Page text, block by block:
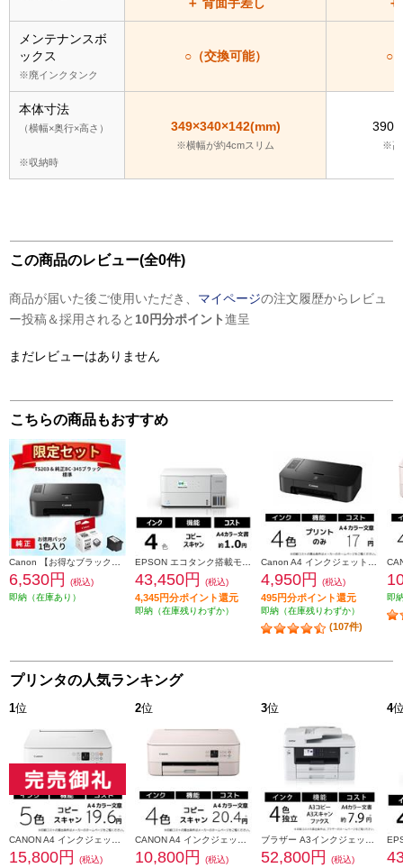
メンテナンスボ
ックス
※廃インクタンク
○（交換可能） ○
本体寸法
（横幅×奥行×高さ）
※収納時
349×340×142(mm)
※横幅が約4cmスリム ※高
この商品のレビュー(全0件)
商品が届いた後ご使用いただき、 マイページの注文履歴からレビュ
ー投稿＆採用されると 10円分ポイント進呈
まだレビューはありません
こちらの商品もおすすめ
6,530円
(税込)
即納（在庫あり）
43,450円 (税込)
4,345円分ポイント還元
即納（在庫残りわずか）
4,950円 (税込)
495円分ポイント還元
即納（在庫残りわずか）
(107件)
即
プリンタの人気ランキング
1位
15,800円 (税込)
2位
10,800円
(税込)
3位
52,800円 (税込)
4